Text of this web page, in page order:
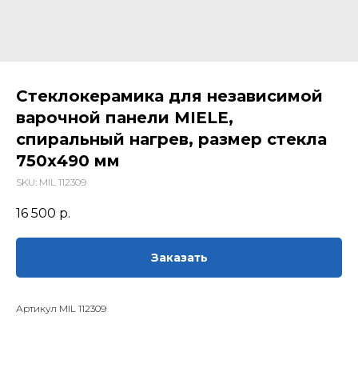
Стеклокерамика для независимой
варочной панели MIELE,
спиральный нагрев, размер стекла
750х490 мм
SKU: MIL 112309
16 500 р.
Заказать
Артикул MIL 112309